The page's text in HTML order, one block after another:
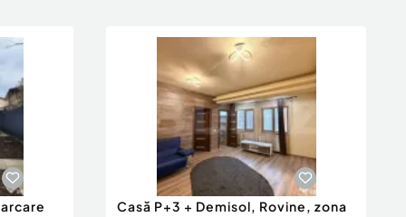
Casă P+3 + Demisol, Rovine, zona